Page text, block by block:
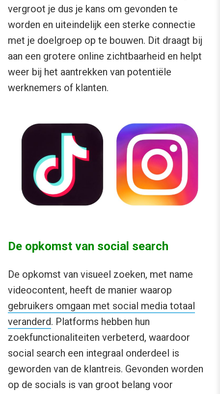
vergroot je dus je kans om gevonden te
worden en uiteindelijk een sterke connectie
met je doelgroep op te bouwen. Dit draagt bij
aan een grotere online zichtbaarheid en helpt
weer bij het aantrekken van potentiële
werknemers of klanten.
De opkomst van social search
De opkomst van visueel zoeken, met name
videocontent, heeft de manier waarop
gebruikers omgaan met social media totaal
veranderd. Platforms hebben hun
zoekfunctionaliteiten verbeterd, waardoor
social search een integraal onderdeel is
geworden van de klantreis. Gevonden worden
op de socials is van groot belang voor